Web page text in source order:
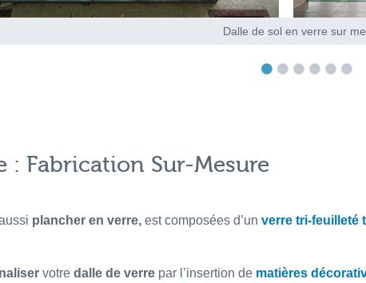
Dalle de sol en verre sur
: Fabrication Sur-Mesure
plancher en verre, est composées d’un verre tri-feuilleté
votre dalle de verre par l’insertion de matières